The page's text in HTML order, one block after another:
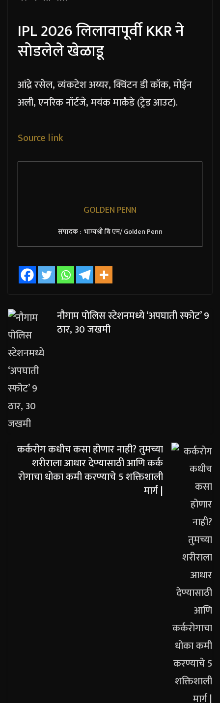
IPL 2026 लिलावापूर्वी KKR ने
सोडलेले खेळाडू
आंद्रे रसेल, व्यंकटेश अय्यर, क्विंटन डी कॉक, मोईन
अली, एनरिक नॉर्टजे, मयंक मार्कंडे (ट्रेड आउट).
Source link
GOLDEN PENN
संपादक : भाग्यश्री बि एम/ Golden Penn
नौगाम पोलिस स्टेशनमध्ये ‘अपघाती स्फोट’ 9
ठार, 30 जखमी
कर्करोग कधीच कसा होणार नाही? तुमच्या
शरीराला आधार देण्यासाठी आणि कर्क
रोगाचा धोका कमी करण्याचे 5 शक्तिशाली
मार्ग |